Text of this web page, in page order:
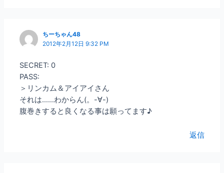
ちーちゃん48
2012年2月12日 9:32 PM
SECRET: 0
PASS:
＞リンカム＆アイアイさん
それは……わからん(。-∀-)
腹巻きすると良くなる事は願ってます♪
返信